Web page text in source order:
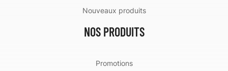
Nouveaux produits
NOS PRODUITS
Promotions